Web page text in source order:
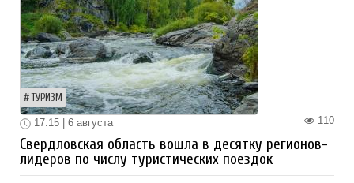
ТУРИЗМ
110
17:15 | 6 августа
Свердловская область вошла в десятку регионов-
лидеров по числу туристических поездок